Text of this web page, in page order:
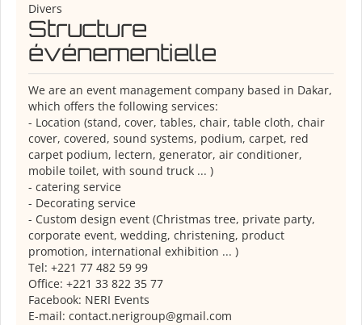
Divers
Structure
événementielle
We are an event management company based in Dakar,
which offers the following services:
- Location (stand, cover, tables, chair, table cloth, chair
cover, covered, sound systems, podium, carpet, red
carpet podium, lectern, generator, air conditioner,
mobile toilet, with sound truck ... )
- catering service
- Decorating service
- Custom design event (Christmas tree, private party,
corporate event, wedding, christening, product
promotion, international exhibition ... )
Tel: +221 77 482 59 99
Office: +221 33 822 35 77
Facebook: NERI Events
E-mail: contact.nerigroup@gmail.com